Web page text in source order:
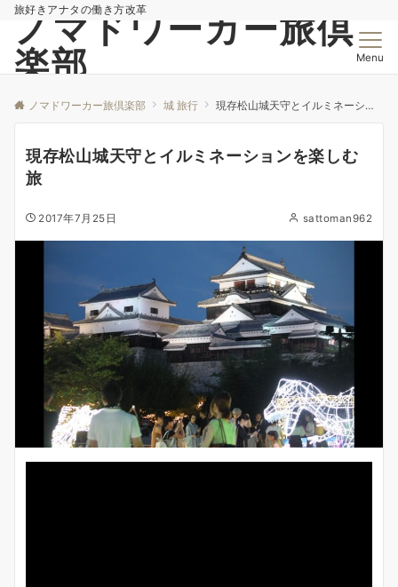
旅好きアナタの働き方改革
ノマドワーカー旅倶
楽部
Menu
ノマドワーカー旅倶楽部 城 旅行 現存松山城天守とイルミネーションを楽しむ旅
現存松山城天守とイルミネーションを楽しむ
旅
2017年7月25日 sattoman962